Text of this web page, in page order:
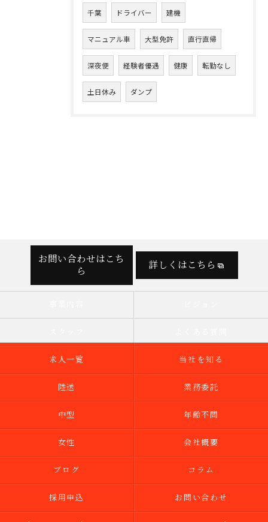
千葉 ドライバー 建機
マニュアル車 大型免許 直行直帰
深夜便 経験者優遇 健康 転勤なし
土日休み ダンプ
お問い合わせはこち
ら
詳しくはこちら
求人一覧 当社を知る
陸送 業務委託
中型 年齢不問
女性 会社概要
ブログ コラム
採用申込 お問い合わせ